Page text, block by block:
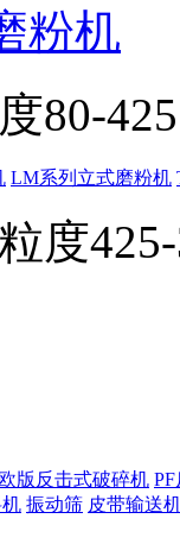
粉机
80-
LM系列立式磨粉机
度
版反击式破碎机
振动筛 皮带输送